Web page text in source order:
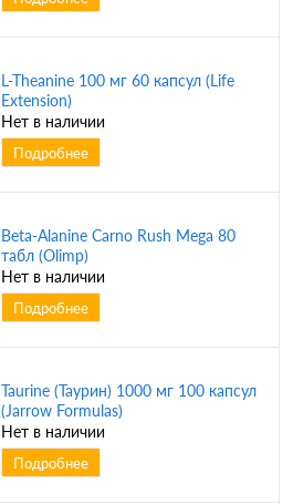
L-Theanine 100 мг 60 капсул (Life
Extension)
Нет в наличии
Подробнее
Beta-Alanine Carno Rush Mega 80
табл (Olimp)
Нет в наличии
Подробнее
Taurine (Таурин) 1000 мг 100 капсул
(Jarrow Formulas)
Нет в наличии
Подробнее